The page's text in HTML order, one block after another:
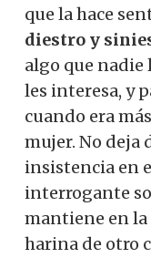
que la hace
diestro y
algo que nadie
les interesa, y
cuando era
mujer. No deja
insistencia en
interrogante
mantiene en la
harina de otro